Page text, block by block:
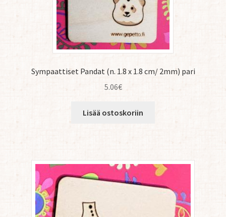
Sympaattiset Pandat (n. 1.8 x 1.8 cm/ 2mm) pari
5.06€
Lisää ostoskoriin